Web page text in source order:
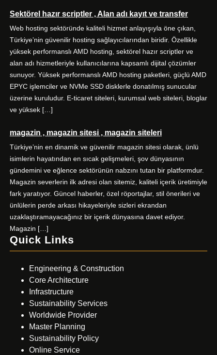
Sektörel hazır scriptler , Alan adı kayıt ve transfer
Web hosting sektöründe kaliteli hizmet anlayışıyla öne çıkan,
Türkiye’nin güvenilir hosting sağlayıcılarından biridir. Özellikle
yüksek performanslı AMD hosting, sektörel hazır scriptler ve
alan adı hizmetleriyle kullanıcılarına kapsamlı dijital çözümler
sunuyor. Yüksek performanslı AMD hosting paketleri, güçlü AMD
EPYC işlemciler ve NVMe SSD disklerle donatılmış sunucular
üzerine kuruludur. E-ticaret siteleri, kurumsal web siteleri, bloglar
ve yüksek […]
magazin , magazin sitesi , magazin siteleri
Türkiye’nin en dinamik ve güvenilir magazin sitesi olarak, ünlü
isimlerin hayatından en sıcak gelişmeleri, şov dünyasının
gündemini ve eğlence sektörünün nabzını tutan bir platformdur.
Magazin severlerin ilk adresi olan sitemiz, kaliteli içerik üretimiyle
fark yaratıyor. Güncel haberler, özel röportajlar, stil önerileri ve
ünlülerin perde arkası hikayeleriyle sizleri ekrandan
uzaklaştıramayacağınız bir içerik dünyasına davet ediyor.
Magazin […]
Quick Links
Engineering & Construction
Core Architecture
Infrastructure
Sustainability Services
Worldwide Provider
Master Planning
Sustainability Policy
Online Service